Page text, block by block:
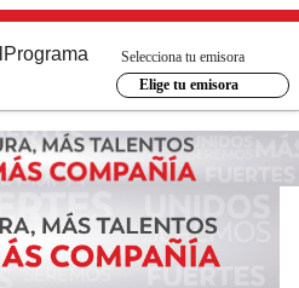
Programa
Selecciona tu emisora
Elige tu emisora